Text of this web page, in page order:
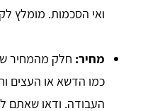
ואי הסכמות. מומלץ
מחיר: חלק מהמחיר
כמו הדשא או העצים
העבודה. ודאו שאתם